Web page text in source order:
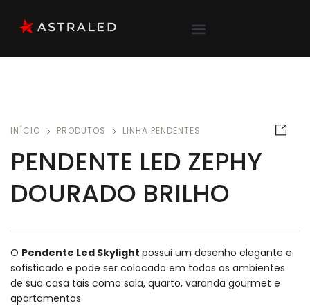
INÍCIO PRODUTOS LINHA PENDENTES
PENDENTE LED ZEPHY
DOURADO BRILHO
O Pendente Led Skylight possui um desenho elegante e
sofisticado e pode ser colocado em todos os ambientes
de sua casa tais como sala, quarto, varanda gourmet e
apartamentos.